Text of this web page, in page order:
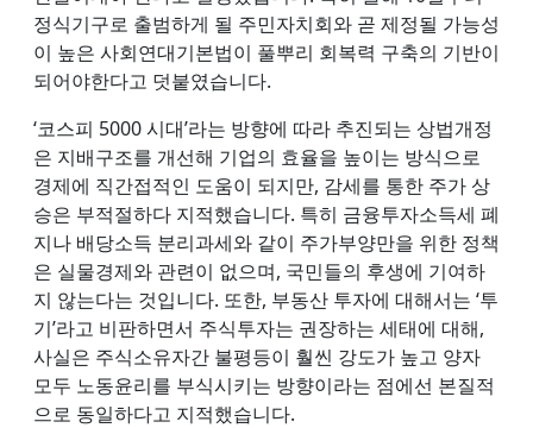
정식기구로 출범하게 될 주민자치회와 곧 제정될 가능성
이 높은 사회연대기본법이 풀뿌리 회복력 구축의 기반이
되어야한다고 덧붙였습니다.
‘코스피 5000 시대’라는 방향에 따라 추진되는 상법개정
은 지배구조를 개선해 기업의 효율을 높이는 방식으로
경제에 직간접적인 도움이 되지만, 감세를 통한 주가 상
승은 부적절하다 지적했습니다. 특히 금융투자소득세 폐
지나 배당소득 분리과세와 같이 주가부양만을 위한 정책
은 실물경제와 관련이 없으며, 국민들의 후생에 기여하
지 않는다는 것입니다. 또한, 부동산 투자에 대해서는 ‘투
기’라고 비판하면서 주식투자는 권장하는 세태에 대해,
사실은 주식소유자간 불평등이 훨씬 강도가 높고 양자
모두 노동윤리를 부식시키는 방향이라는 점에선 본질적
으로 동일하다고 지적했습니다.